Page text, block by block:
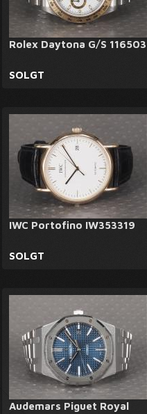
Rolex Daytona G/S 116503
SOLGT
IWC Portofino IW353319
SOLGT
Audemars Piguet Royal